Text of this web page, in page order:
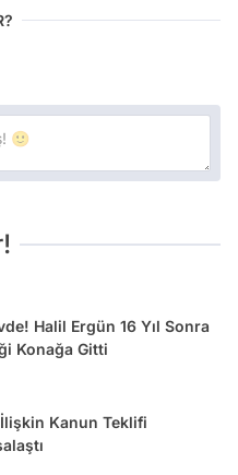
Halil Ergün 16 Yıl Sonra
Konağa Gitti
Kanun Teklifi